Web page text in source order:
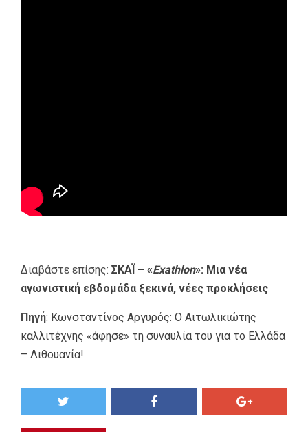
Διαβάστε επίσης: ΣΚΑΪ – «Exathlon»: Μια νέα
αγωνιστική εβδομάδα ξεκινά, νέες προκλήσεις
Πηγή: Κωνσταντίνος Αργυρός: Ο Αιτωλικιώτης
καλλιτέχνης «άφησε» τη συναυλία του για το Ελλάδα
– Λιθουανία!